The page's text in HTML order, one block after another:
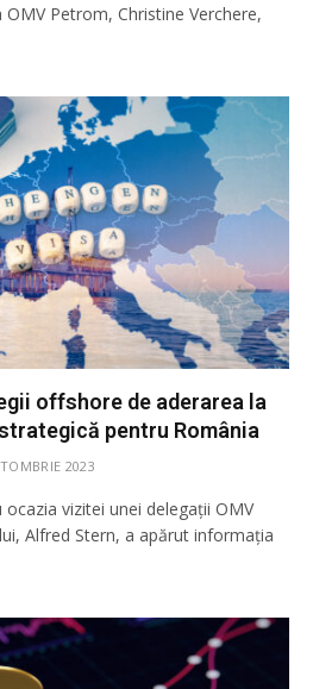
Petrom, Christine Verchere,
offshore de aderarea la
pentru România
2023
vizitei unei delegații OMV
Alfred Stern, a apărut informația